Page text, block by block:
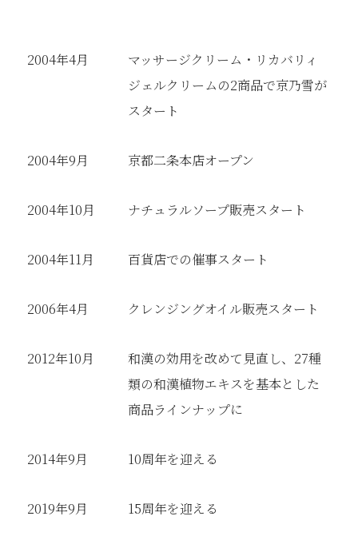
2004年4月
マッサージクリーム・リカバリィ
ジェルクリームの2商品で京乃雪が
スタート
2004年9月 京都二条本店オープン
2004年10月 ナチュラルソープ販売スタート
2004年11月 百貨店での催事スタート
2006年4月 クレンジングオイル販売スタート
2012年10月
和漢の効用を改めて見直し、27種
類の和漢植物エキスを基本とした
商品ラインナップに
2014年9月 10周年を迎える
2019年9月 15周年を迎える